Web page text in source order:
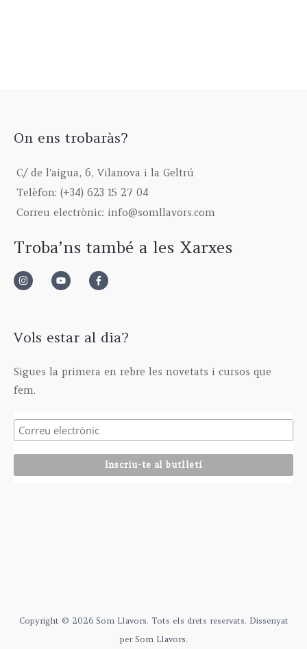
On ens trobaràs?
C/ de l'aigua, 6, Vilanova i la Geltrú
Telèfon: (+34) 623 15 27 04
Correu electrònic: info@somllavors.com
Troba’ns també a les Xarxes
Vols estar al dia?
Sigues la primera en rebre les novetats i cursos que
fem.
Copyright © 2026 Som Llavors. Tots els drets reservats. Dissenyat
per Som Llavors.